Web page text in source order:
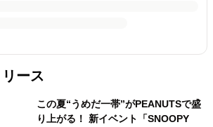
ース
この夏“うめだ一帯”がPEANUTSで盛
り上がる！ 新イベント「SNOOPY